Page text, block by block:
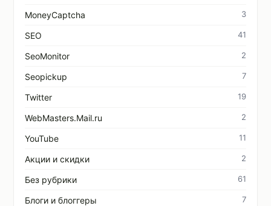
MoneyCaptcha 3
SEO 41
SeoMonitor 2
Seopickup 7
Twitter 19
WebMasters.Mail.ru 2
YouTube 11
Акции и скидки 2
Без рубрики 61
Блоги и блоггеры 7